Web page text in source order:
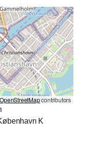
OpenStreetMapcontributors
K